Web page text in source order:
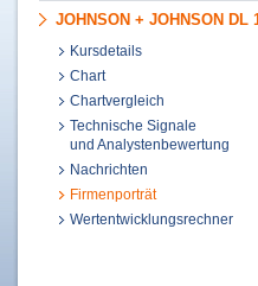
JOHNSON + JOHNSON DL
Kursdetails
Chart
Chartvergleich
Technische Signale
und Analystenbewertung
Nachrichten
Firmenporträt
Wertentwicklungsrechner